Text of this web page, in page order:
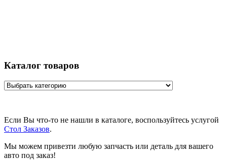
Каталог товаров
Если Вы что-то не нашли в каталоге, воспользуйтесь услугой
Стол Заказов.
Мы можем привезти любую запчасть или деталь для вашего
авто под заказ!